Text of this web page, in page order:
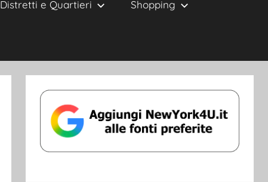
Distretti e Quartieri Shopping